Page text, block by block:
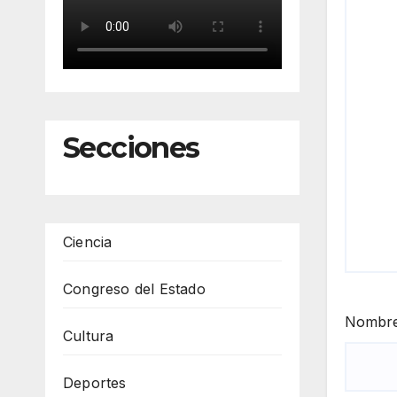
Secciones
Ciencia
Congreso del Estado
Cultura
Deportes